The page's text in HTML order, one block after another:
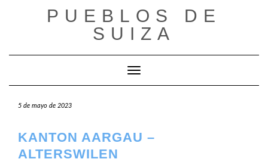
PUEBLOS DE
SUIZA
Cambiar modo de navegación
5 de mayo de 2023
KANTON AARGAU –
ALTERSWILEN